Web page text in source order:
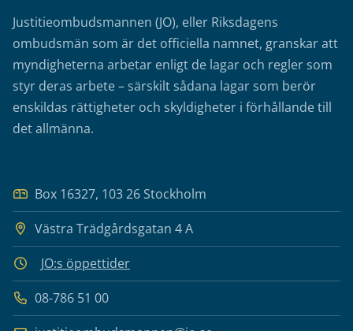
Justitieombudsmannen (JO), eller Riksdagens
ombudsmän som är det officiella namnet, granskar att
myndigheterna arbetar enligt de lagar och regler som
styr deras arbete – särskilt sådana lagar som berör
enskildas rättigheter och skyldigheter i förhållande till
det allmänna.
Box 16327, 103 26 Stockholm
Västra Trädgårdsgatan 4 A
JO:s öppettider
08-786 51 00